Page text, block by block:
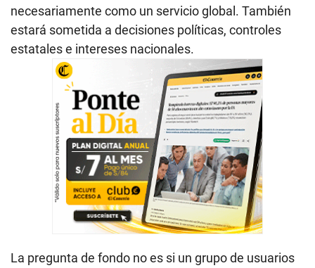
necesariamente como un servicio global. También
estará sometida a decisiones políticas, controles
estatales e intereses nacionales.
La pregunta de fondo no es si un grupo de usuarios